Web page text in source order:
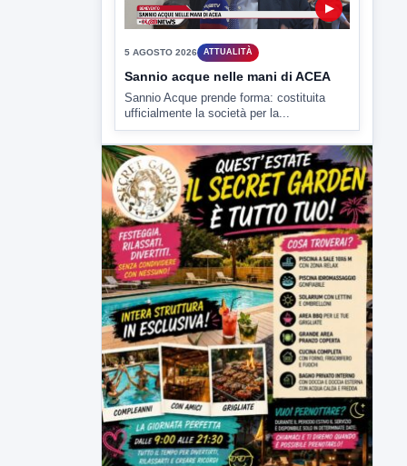
▶
5 AGOSTO 2026 ATTUALITÀ
Sannio acque nelle mani di ACEA
Sannio Acque prende forma: costituita
ufficialmente la società per la...